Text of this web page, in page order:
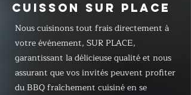
CUISSON SUR PLACE
Nous cuisinons tout frais directement à
votre événement, SUR PLACE,
garantissant la délicieuse qualité et nous
assurant que vos invités peuvent profiter
du BBQ fraîchement cuisiné en se